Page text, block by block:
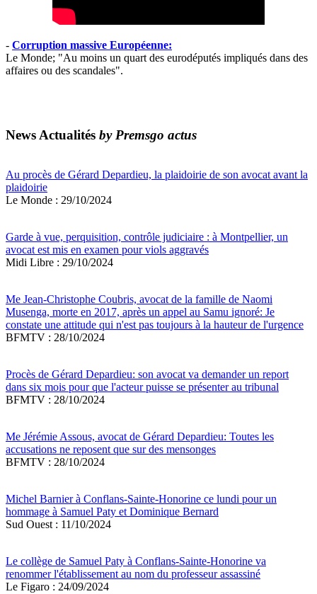
- Corruption massive Européenne:
Le Monde; "Au moins un quart des eurodéputés impliqués dans des
affaires ou des scandales".
News Actualités by Premsgo actus
Au procès de Gérard Depardieu, la plaidoirie de son avocat avant la
plaidoirie
Le Monde : 29/10/2024
Garde à vue, perquisition, contrôle judiciaire : à Montpellier, un
avocat est mis en examen pour viols aggravés
Midi Libre : 29/10/2024
Me Jean-Christophe Coubris, avocat de la famille de Naomi
Musenga, morte en 2017, après un appel au Samu ignoré: Je
constate une attitude qui n'est pas toujours à la hauteur de l'urgence
BFMTV : 28/10/2024
Procès de Gérard Depardieu: son avocat va demander un report
dans six mois pour que l'acteur puisse se présenter au tribunal
BFMTV : 28/10/2024
Me Jérémie Assous, avocat de Gérard Depardieu: Toutes les
accusations ne reposent que sur des mensonges
BFMTV : 28/10/2024
Michel Barnier à Conflans-Sainte-Honorine ce lundi pour un
hommage à Samuel Paty et Dominique Bernard
Sud Ouest : 11/10/2024
Le collège de Samuel Paty à Conflans-Sainte-Honorine va
renommer l'établissement au nom du professeur assassiné
Le Figaro : 24/09/2024